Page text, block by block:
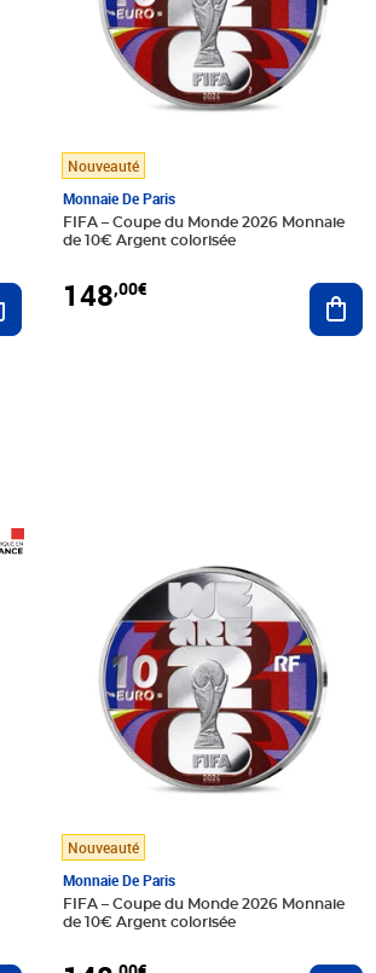
Ajouter au panier
Nouveauté
Monnaie De Paris
FIFA – Coupe du Monde 2026 Monnaie
de 10€ Argent colorisée
148,00€
Nouveauté
Monnaie De Paris
FIFA – Coupe du Monde 2026 Monnaie
de 10€ Argent colorisée